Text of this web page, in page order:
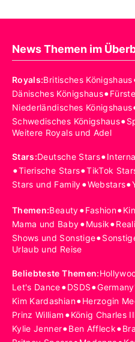
News Themen im
Royals:Britisches Königshaus
Dänisches Königshaus•
Niederländisches Königshaus
Schwedisches Königshaus•
Weitere Royals und Adel
Stars:Deutsche Stars•
•Tierische Stars•TikTok
Stars und Family•Webstars•
Themen:Beauty•Fashion•
Mama und Baby•Musik•
Shows und Sonstige•
Urlaub und Reise
Beliebteste Themen:
Let's Dance•DSDS•
Kim Kardashian•Herzogin
Prinz William •König Charles
Kylie Jenner•Ben Affleck•